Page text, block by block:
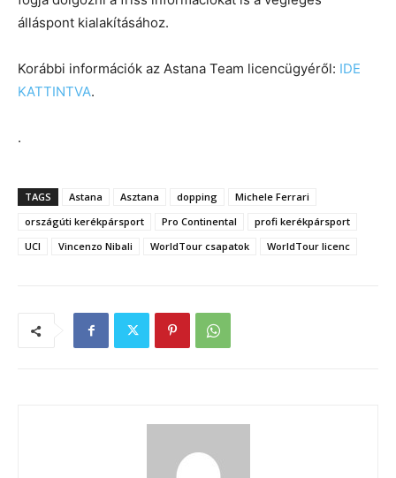
álláspont kialakításához.
Korábbi információk az Astana Team licencügyéről: IDE
KATTINTVA.
.
TAGS Astana Asztana dopping
Michele Ferrari
országúti kerékpársport
Pro Continental
profi kerékpársport
UCI
Vincenzo Nibali WorldTour csapatok WorldTour licenc